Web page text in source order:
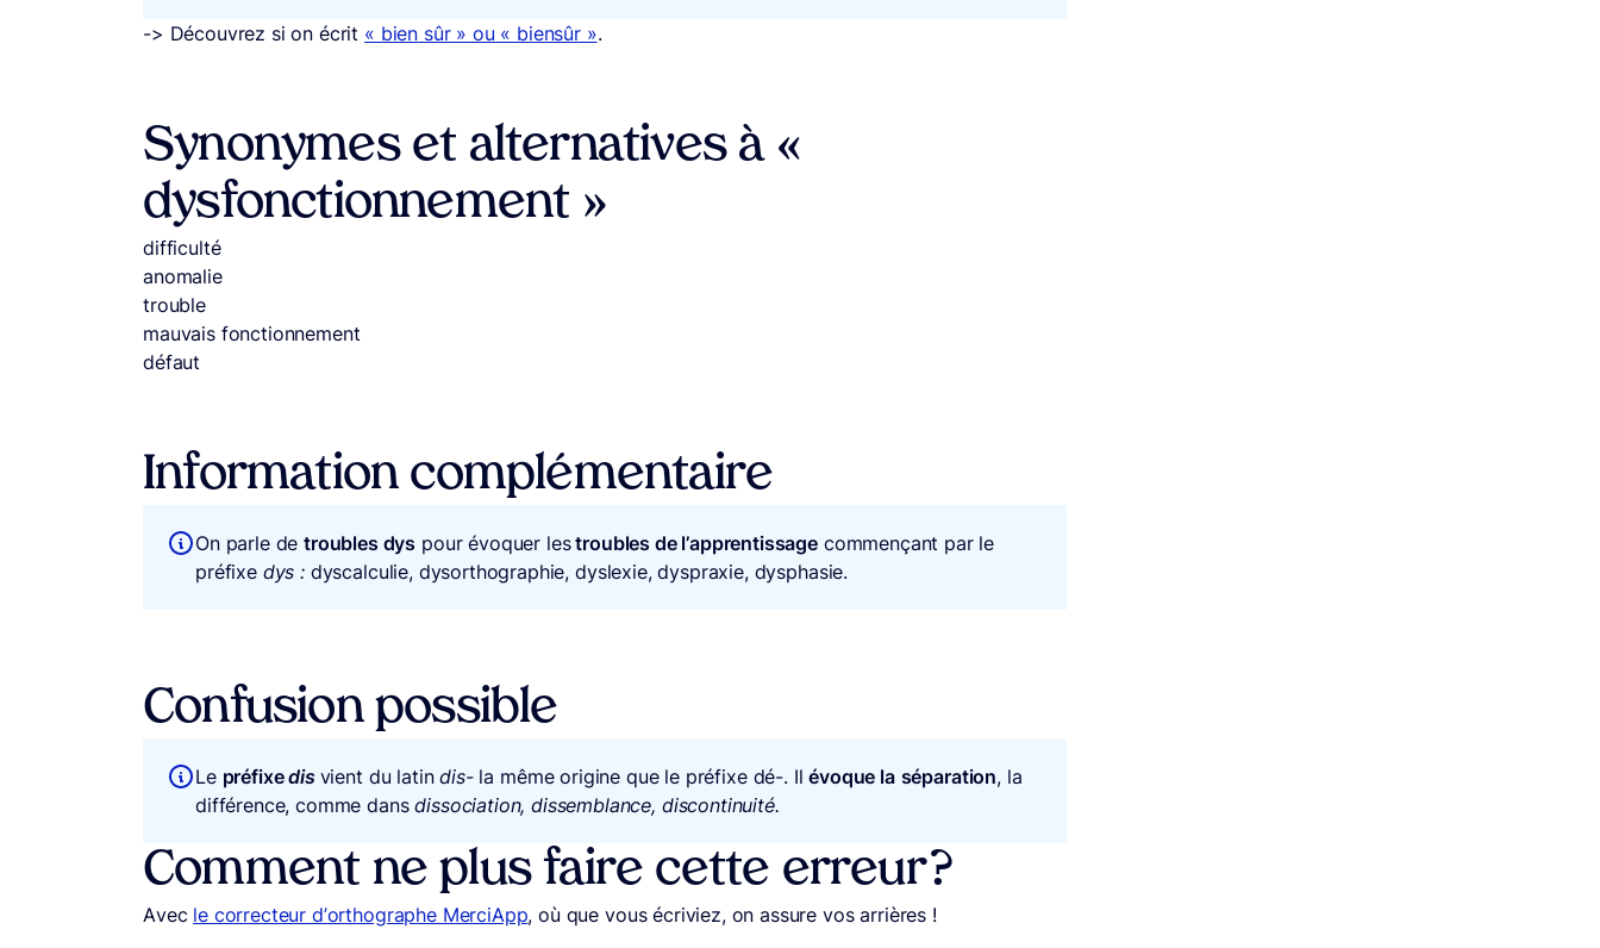
-> Découvrez si on écrit « bien sûr » ou « biensûr ».
Synonymes et alternatives à «
dysfonctionnement »
difficulté
anomalie
trouble
mauvais fonctionnement
défaut
Information complémentaire
On parle detroubles dys pour évoquer lestroubles de l’apprentissage commençant par le
préfixe dys : dyscalculie, dysorthographie, dyslexie, dyspraxie, dysphasie.
Confusion possible
Le préfixedis vient du latindis-la même origine que le préfixe dé-. Ilévoque la séparation, la
différence, comme dansdissociation, dissemblance, discontinuité.
Comment ne plus faire cette erreur ?
Avec le correcteur d’orthographe MerciApp, où que vous écriviez, on assure vos arrières !